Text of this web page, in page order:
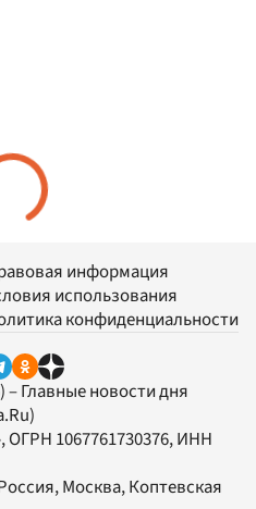
информация
использования
конфиденциальности
– Главные новости дня
, ОГРН 1067761730376, ИНН
Москва, Коптевская